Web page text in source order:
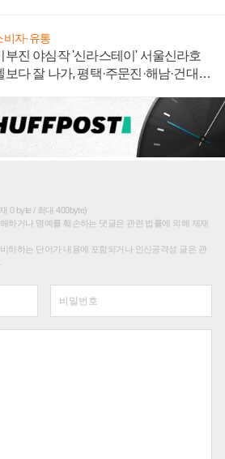
비자·유통
부진 야심작 '신라스테이' 서울신라호
보다 잘 나가, 평택·주문진·해남·건대로
0 byte / 최대 400byte)
하거나 명예를 훼손하는 댓글은 관련 법률에 의해 제재
하하는 단어가 내용에 포함되거나 인신공격성 글은 관